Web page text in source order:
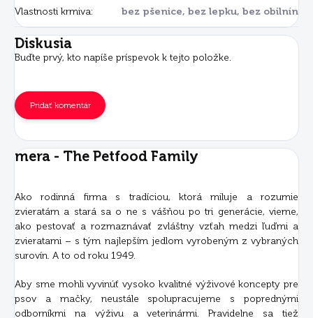
Vlastnosti krmiva: bez pšenice, bez lepku, bez obilnín
Diskusia
Buďte prvý, kto napíše príspevok k tejto položke.
Pridať komentár
mera - The Petfood Family
Ako rodinná firma s tradíciou, ktorá miluje a rozumie
zvieratám a stará sa o ne s vášňou po tri generácie, vieme,
ako pestovať a rozmaznávať zvláštny vzťah medzi ľuďmi a
zvieratami – s tým najlepším jedlom vyrobeným z vybraných
surovín. A to od roku 1949.
Aby sme mohli vyvinúť vysoko kvalitné výživové koncepty pre
psov a mačky, neustále spolupracujeme s poprednými
odborníkmi na výživu a veterinármi. Pravidelne sa tiež